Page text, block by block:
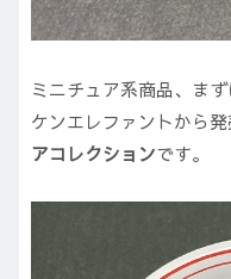
ミニチュア系商品、ま
ケンエレファントから
アコレクションです。